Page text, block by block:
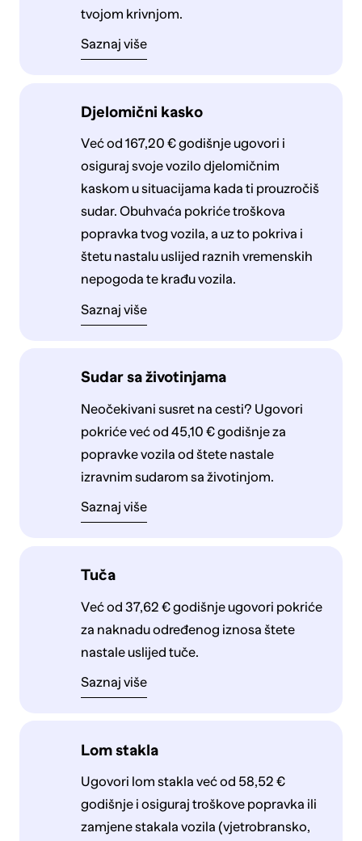
tvojom krivnjom.
Saznaj više
Djelomični kasko
Već od 167,20 € godišnje ugovori i
osiguraj svoje vozilo djelomičnim
kaskom u situacijama kada ti prouzročiš
sudar. Obuhvaća pokriće troškova
popravka tvog vozila, a uz to pokriva i
štetu nastalu uslijed raznih vremenskih
nepogoda te krađu vozila.
Saznaj više
Sudar sa životinjama
Neočekivani susret na cesti? Ugovori
pokriće već od 45,10 € godišnje za
popravke vozila od štete nastale
izravnim sudarom sa životinjom.
Saznaj više
Tuča
Već od 37,62 € godišnje ugovori pokriće
za naknadu određenog iznosa štete
nastale uslijed tuče.
Saznaj više
Lom stakla
Ugovori lom stakla već od 58,52 €
godišnje i osiguraj troškove popravka ili
zamjene stakala vozila (vjetrobransko,